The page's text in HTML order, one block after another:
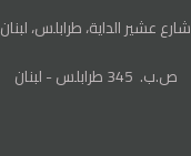
شارع عشير الداية، طرابلس، لبنان
ص‭.‬ب. ‬345‭ ‬ طرابلس‭ - ‬لبنان